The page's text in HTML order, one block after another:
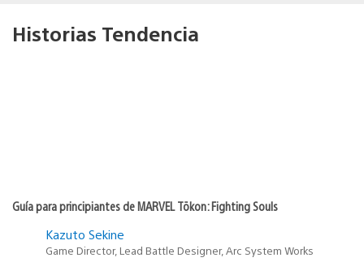
Historias Tendencia
Guía para principiantes de MARVEL Tōkon: Fighting Souls
Kazuto Sekine
Game Director, Lead Battle Designer, Arc System Works